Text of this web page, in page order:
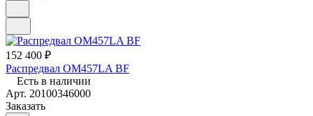
152 400 ₽
Распредвал OM457LA BF
Есть в наличии
Арт. 20100346000
Заказать